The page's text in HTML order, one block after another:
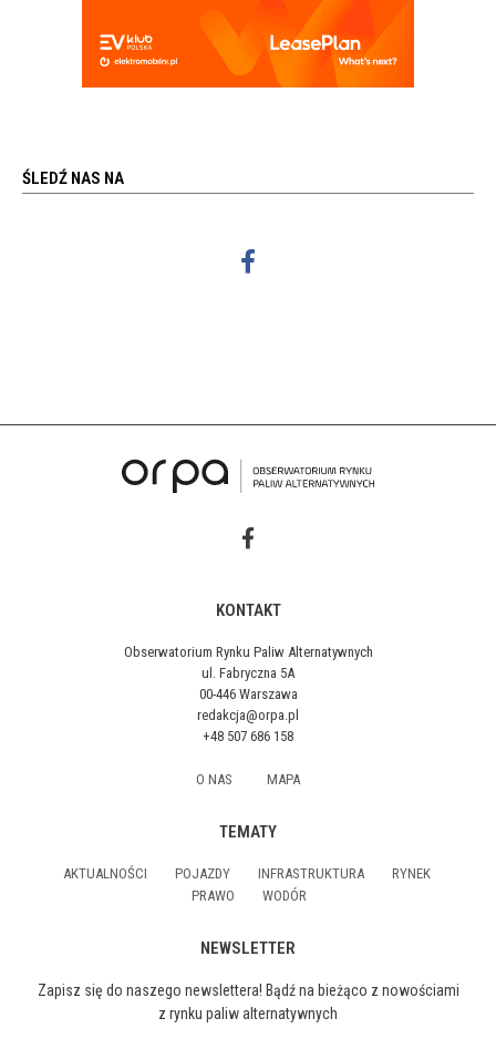
ŚLEDŹ NAS NA
KONTAKT
Obserwatorium Rynku Paliw Alternatywnych
ul. Fabryczna 5A
00-446 Warszawa
redakcja@orpa.pl
+48 507 686 158
O NAS MAPA
TEMATY
AKTUALNOŚCI POJAZDY INFRASTRUKTURA
RYNEK
PRAWO
WODÓR
NEWSLETTER
Zapisz się do naszego newslettera! Bądź na bieżąco z nowościami
z rynku paliw alternatywnych